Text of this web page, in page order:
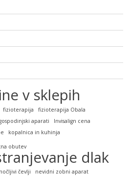
v sklepih
fizioterapija
fizioterapija Obala
aparati
Invisalign cena
kopalnica in kuhinja
obutev
dlak
čevlji nevidni zobni aparat